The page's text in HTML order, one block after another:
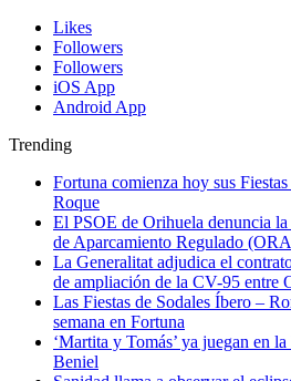
Likes
Followers
Followers
iOS App
Android App
Trending
Fortuna comienza hoy sus
Roque
El PSOE de Orihuela denuncia
de Aparcamiento Regulado
La Generalitat adjudica el
de ampliación de la CV-95 entre
Las Fiestas de Sodales Íbero –
semana en Fortuna
‘Martita y Tomás’ ya juegan en
Beniel